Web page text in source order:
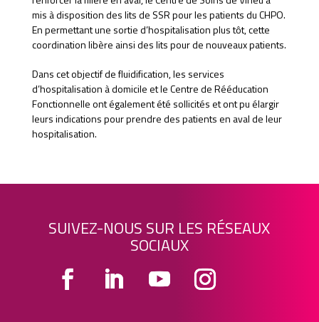
mis à disposition des lits de SSR pour les patients du CHPO.
En permettant une sortie d’hospitalisation plus tôt, cette
coordination libère ainsi des lits pour de nouveaux patients.
Dans cet objectif de fluidification, les services
d’hospitalisation à domicile et le Centre de Rééducation
Fonctionnelle ont également été sollicités et ont pu élargir
leurs indications pour prendre des patients en aval de leur
hospitalisation.
SUIVEZ-NOUS SUR LES RÉSEAUX
SOCIAUX